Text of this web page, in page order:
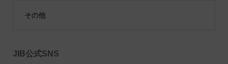
その他
JIB公式SNS